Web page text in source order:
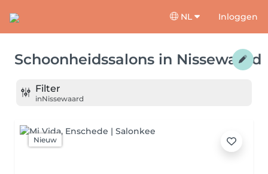
NL Inloggen
Schoonheidssalons in Nissewaard
Filter
inNissewaard
Nieuw